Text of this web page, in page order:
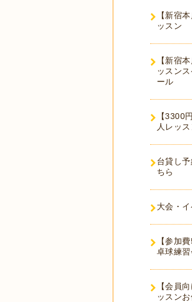
【新宿
ッスン
【新宿
ッスンス
ール
【3300
人レッス
台貸し予
ちら
大会・イ
【参加
卓球練
【会員
ッスン